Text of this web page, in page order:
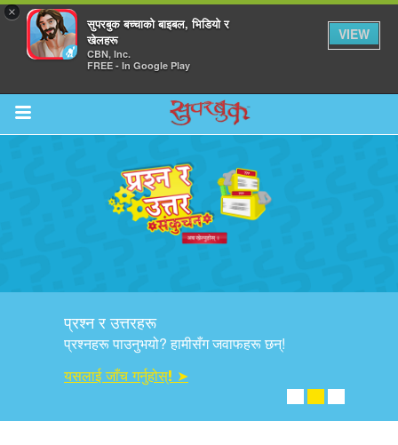
×
सुपरबुक बच्चाको बाइबल, भिडियो र
खेलहरू
CBN, Inc.
FREE - In Google Play
VIEW
Return to Content
प्रश्न र उत्तरहरू
प्रश्नहरू पाउनुभयो? हामीसँग जवाफहरू छन्!
यसलाई जाँच गर्नुहोस्! ➤